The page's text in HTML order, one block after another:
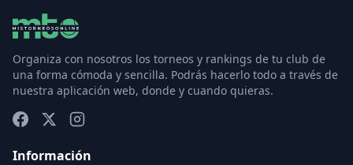
Organiza con nosotros los torneos y rankings de tu club de
una forma cómoda y sencilla. Podrás hacerlo todo a través de
nuestra aplicación web, donde y cuando quieras.
Información